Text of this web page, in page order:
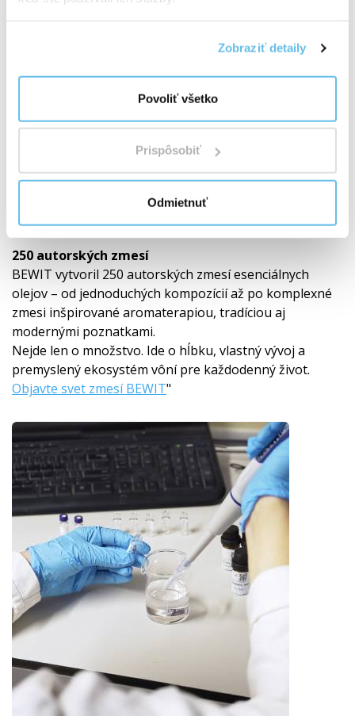
Zobraziť detaily
Povoliť všetko
Prispôsobiť
Odmietnuť
250 autorských zmesí
BEWIT vytvoril 250 autorských zmesí esenciálnych
olejov – od jednoduchých kompozícií až po komplexné
zmesi inšpirované aromaterapiou, tradíciou aj
modernými poznatkami.
Nejde len o množstvo. Ide o hĺbku, vlastný vývoj a
premyslený ekosystém vôní pre každodenný život.
Objavte svet zmesí BEWIT"